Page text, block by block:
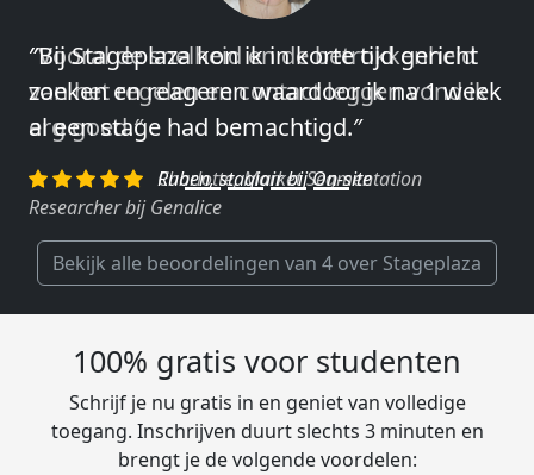
″Vooral de snelheid en de betrokkenheid
van het regelen en contact leggen vond ik
erg goed.″
Charlotte, Market Segmentation
Researcher bij Genalice
Bekijk alle beoordelingen van 4 over Stageplaza
100% gratis voor studenten
Schrijf je nu gratis in en geniet van volledige
toegang. Inschrijven duurt slechts 3 minuten en
brengt je de volgende voordelen: